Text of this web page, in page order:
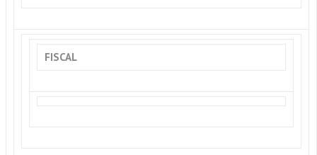
FISCAL